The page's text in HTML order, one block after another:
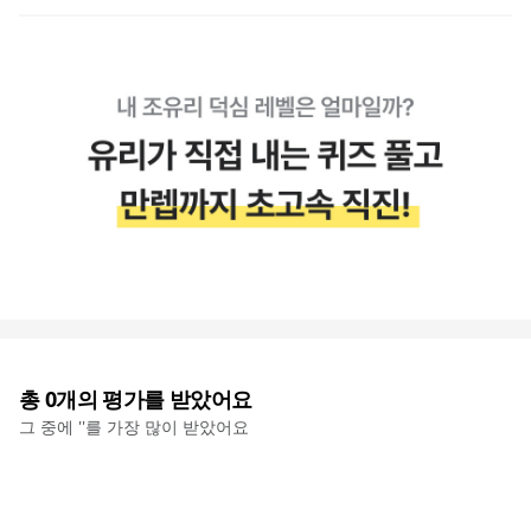
총0개의 평가를 받았어요
그 중에 ''를 가장 많이 받았어요